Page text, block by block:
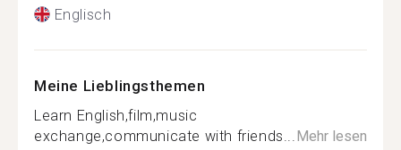
Englisch
Meine Lieblingsthemen
Learn English,film,music
exchange,communicate with friends... Mehr lesen